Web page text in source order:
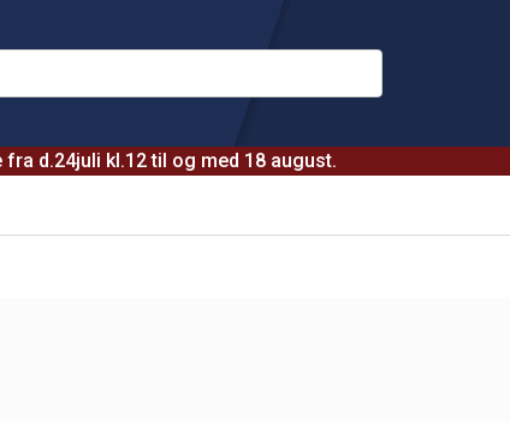
d.24juli kl.12 til og med 18 august.